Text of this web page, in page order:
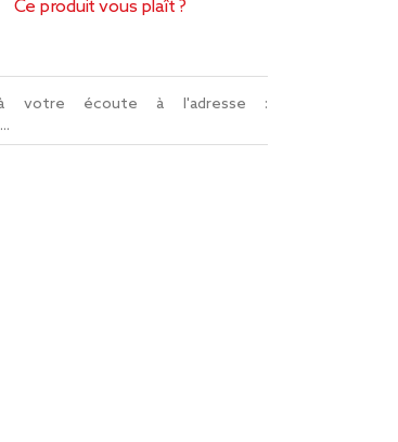
Ce produit vous plaît ?
votre écoute à l'adresse :